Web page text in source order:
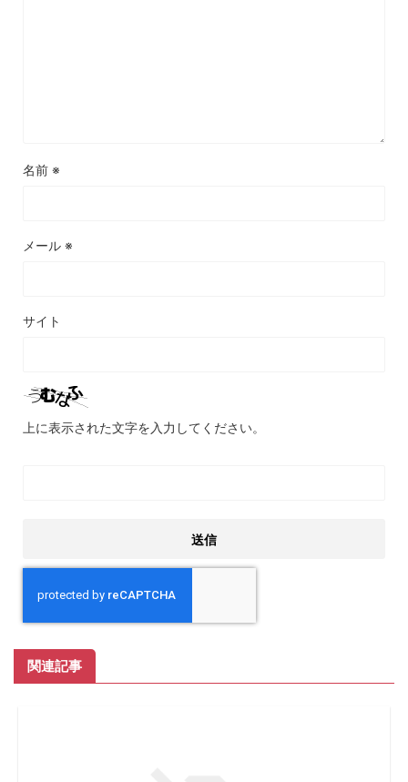
名前 ※
メール ※
サイト
上に表示された文字を入力してください。
関連記事